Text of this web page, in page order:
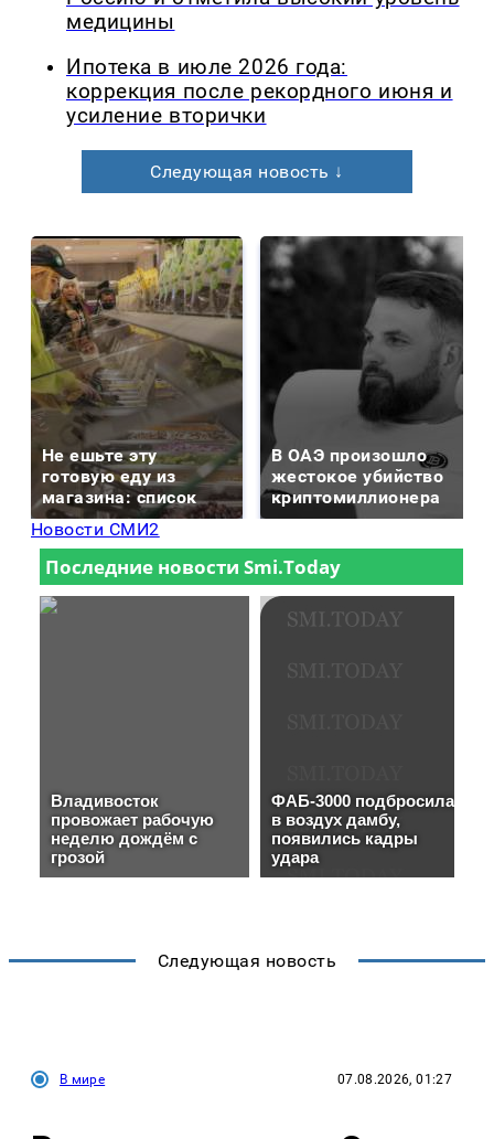
медицины
Ипотека в июле 2026 года:
коррекция после рекордного июня и
усиление вторички
Следующая новость ↓
Не ешьте эту
готовую еду из
магазина: список
В ОАЭ произошло
жестокое убийство
криптомиллионера
Новости СМИ2
Следующая новость
В мире 07.08.2026, 01:27